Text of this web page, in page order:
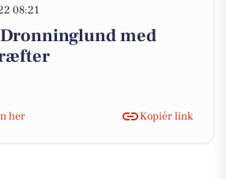
08:21
med
her
Kopiér link